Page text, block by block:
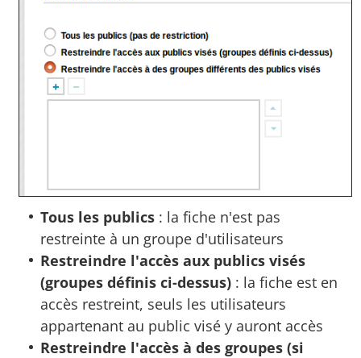
Tous les publics : la fiche n'est pas
restreinte à un groupe d'utilisateurs
Restreindre l'accès aux publics visés
(groupes définis ci-dessus) : la fiche est en
accès restreint, seuls les utilisateurs
appartenant au public visé y auront accès
Restreindre l'accès à des groupes (si